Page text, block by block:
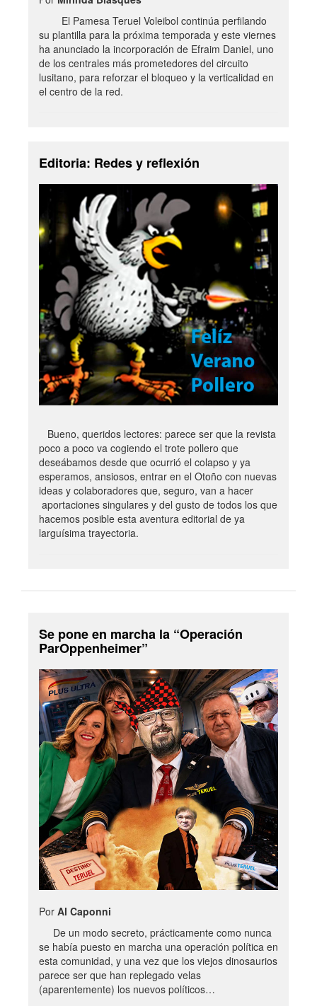
El Pamesa Teruel Voleibol continúa perfilando
su plantilla para la próxima temporada y este viernes
ha anunciado la incorporación de Efraim Daniel, uno
de los centrales más prometedores del circuito
lusitano, para reforzar el bloqueo y la verticalidad en
el centro de la red.
Editoria: Redes y reflexión
Bueno, queridos lectores: parece ser que la revista
poco a poco va cogiendo el trote pollero que
deseábamos desde que ocurrió el colapso y ya
esperamos, ansiosos, entrar en el Otoño con nuevas
ideas y colaboradores que, seguro, van a hacer
aportaciones singulares y del gusto de todos los que
hacemos posible esta aventura editorial de ya
larguísima trayectoria.
Se pone en marcha la “Operación
ParOppenheimer”
Por Al Caponni
De un modo secreto, prácticamente como nunca
se había puesto en marcha una operación política en
esta comunidad, y una vez que los viejos dinosaurios
parece ser que han replegado velas
(aparentemente) los nuevos políticos…